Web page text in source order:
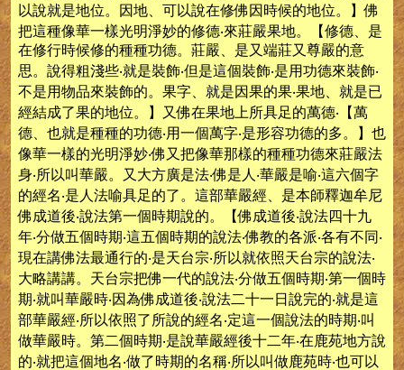
以說就是地位。因地、可以說在修佛因時候的地位。】佛
把這種像華一樣光明淨妙的修德‧來莊嚴果地。【修德、是
在修行時候修的種種功德。莊嚴、是又端莊又尊嚴的意
思。說得粗淺些‧就是裝飾‧但是這個裝飾‧是用功德來裝飾‧
不是用物品來裝飾的。果字、就是因果的果‧果地、就是已
經結成了果的地位。】又佛在果地上所具足的萬德‧【萬
德、也就是種種的功德‧用一個萬字‧是形容功德的多。】也
像華一樣的光明淨妙‧佛又把像華那樣的種種功德來莊嚴法
身‧所以叫華嚴。又大方廣是法‧佛是人‧華嚴是喻‧這六個字
的經名‧是人法喻具足的了。這部華嚴經、是本師釋迦牟尼
佛成道後‧說法第一個時期說的。【佛成道後‧說法四十九
年‧分做五個時期‧這五個時期的說法‧佛教的各派‧各有不同‧
現在講佛法最通行的‧是天台宗‧所以就依照天台宗的說法‧
大略講講。天台宗把佛一代的說法‧分做五個時期‧第一個時
期‧就叫華嚴時‧因為佛成道後‧說法二十一日說完的‧就是這
部華嚴經‧所以依照了所說的經名‧定這一個說法的時期‧叫
做華嚴時。第二個時期‧是說華嚴經後十二年‧在鹿苑地方說
的‧就把這個地名‧做了時期的名稱‧所以叫做鹿苑時‧也可以